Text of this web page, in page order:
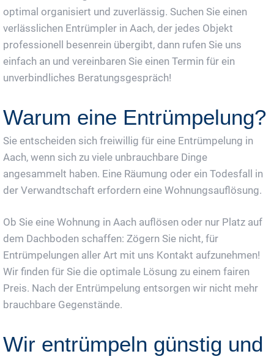
optimal organisiert und zuverlässig. Suchen Sie einen
verlässlichen Entrümpler in Aach, der jedes Objekt
professionell besenrein übergibt, dann rufen Sie uns
einfach an und vereinbaren Sie einen Termin für ein
unverbindliches Beratungsgespräch!
Warum eine Entrümpelung?
Sie entscheiden sich freiwillig für eine Entrümpelung in
Aach, wenn sich zu viele unbrauchbare Dinge
angesammelt haben. Eine Räumung oder ein Todesfall in
der Verwandtschaft erfordern eine Wohnungsauflösung.
Ob Sie eine Wohnung in Aach auflösen oder nur Platz auf
dem Dachboden schaffen: Zögern Sie nicht, für
Entrümpelungen aller Art mit uns Kontakt aufzunehmen!
Wir finden für Sie die optimale Lösung zu einem fairen
Preis. Nach der Entrümpelung entsorgen wir nicht mehr
brauchbare Gegenstände.
Wir entrümpeln günstig und